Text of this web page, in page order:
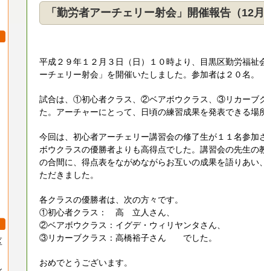
「勤労者アーチェリー射会」開催報告（12月
平成２９年１２月３日（日）１０時より、目黒区勤労福
ーチェリー射会」を開催いたしました。参加者は２０名。
試合は、①初心者クラス、②ベアボウクラス、③リカーブ
た。アーチャーにとって、日頃の練習成果を発表できる場
今回は、初心者アーチェリー講習会の修了生が１１名参
ボウクラスの優勝者よりも高得点でした。講習会の先生
の合間に、得点表をながめながらお互いの成果を語りあ
ただきました。
各クラスの優勝者は、次の方々です。
①初心者クラス： 高 立人さん、
②ベアボウクラス：イグデ・ウィリヤンタさん、
③リカーブクラス：高橋裕子さん でした。
おめでとうございます。